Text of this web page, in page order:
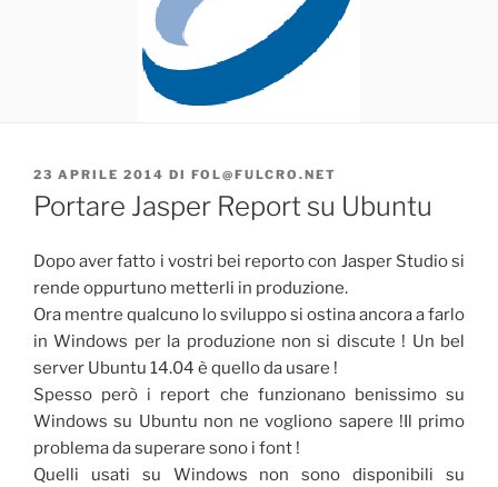
PUBBLICATO
IL
23 APRILE 2014 DI FOL@FULCRO.NET
Portare Jasper Report su Ubuntu
Dopo aver fatto i vostri bei reporto con Jasper Studio si
rende oppurtuno metterli in produzione.
Ora mentre qualcuno lo sviluppo si ostina ancora a farlo
in Windows per la produzione non si discute ! Un bel
server Ubuntu 14.04 è quello da usare !
Spesso però i report che funzionano benissimo su
Windows su Ubuntu non ne vogliono sapere !Il primo
problema da superare sono i font !
Quelli usati su Windows non sono disponibili su